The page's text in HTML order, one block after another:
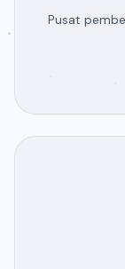
Pusat